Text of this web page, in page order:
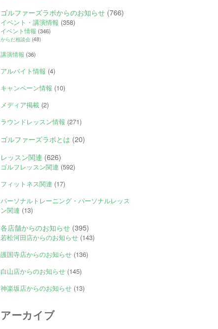
ゴルファーズラボからのお知らせ (766)
イベント・講演情報 (358)
イベント情報 (346)
からだ相談会 (48)
講演情報 (36)
アルバイト情報 (4)
キャンペーン情報 (10)
メディア掲載 (2)
ラウンドレッスン情報 (271)
ゴルファーズラボとは (20)
レッスン関連 (626)
ゴルフレッスン関連 (592)
フィットネス関連 (17)
パーソナルトレーニング・パーソナルレッス
ン関連 (13)
各店舗からのお知らせ (395)
若松河田店からのお知らせ (143)
護国寺店からのお知らせ (136)
白山店からのお知らせ (145)
神楽坂店からのお知らせ (13)
アーカイブ